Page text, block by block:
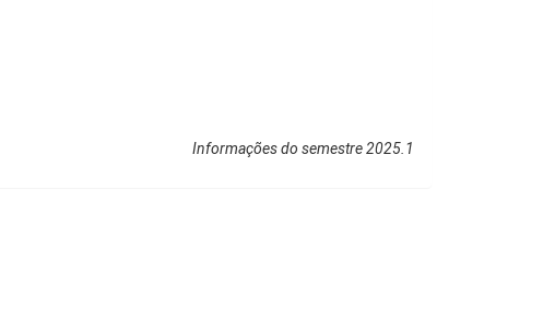
Informações do semestre 2025.1